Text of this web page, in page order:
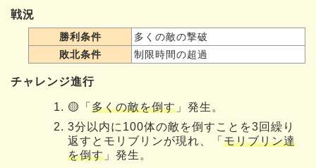
戦況
勝利条件
多くの敵の撃破
敗北条件
制限時間の超過
チャレンジ進行
🟡「 多くの敵を倒す 」発生。
3分以内に100体の敵を倒すことを3回繰り
返すとモリブリンが現れ、「 モリブリン達
を倒す 」発生。